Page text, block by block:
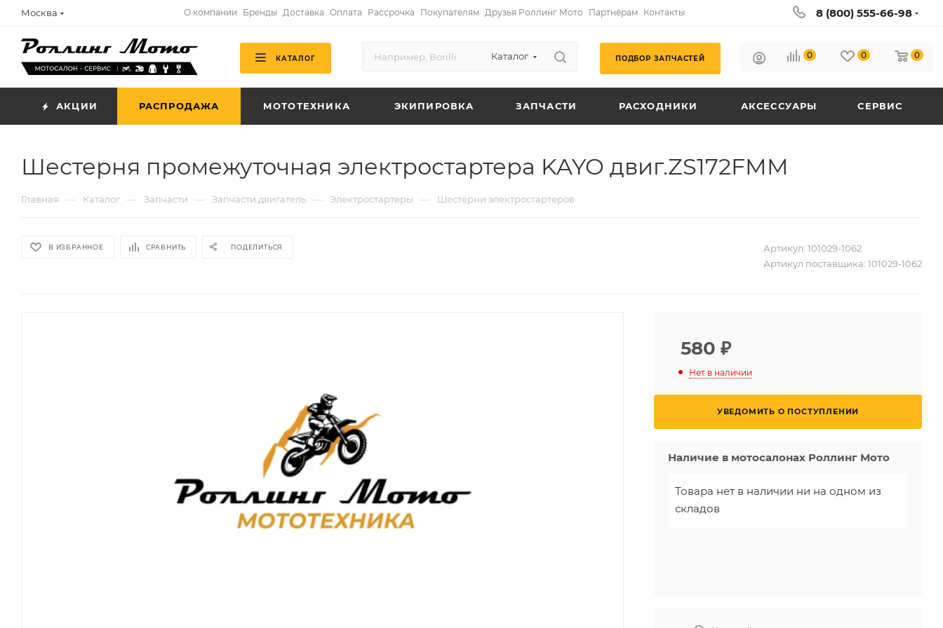
Москва О компании Бренды Доставка Оплата Рассрочка Покупателям Друзья Роллинг Мото Партнёрам Контакты 8 (800) 555-66-98
КАТАЛОГ Каталог ПОДБОР ЗАПЧАСТЕЙ 0 0 0
АКЦИИ РАСПРОДАЖА МОТОТЕХНИКА ЭКИПИРОВКА ЗАПЧАСТИ РАСХОДНИКИ АКСЕССУАРЫ СЕРВИС
Шестерня промежуточная электростартера KAYO двиг.ZS172FMM
Главная — Каталог — Запчасти — Запчасти двигатель — Электростартеры — Шестерни электростартеров
В ИЗБРАННОЕ СРАВНИТЬ ПОДЕЛИТЬСЯ Артикул: 101029-1062
Артикул поставщика: 101029-1062
580 ₽
Нет в наличии
УВЕДОМИТЬ О ПОСТУПЛЕНИИ
Наличие в мотосалонах Роллинг Мото
Товара нет в наличии ни на одном из
складов